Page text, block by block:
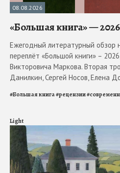
08.08.2026
«Большая книга» —
Ежегодный литературный обзор
переплёт «Большой книги» –
Викторовича Маркова. Вторая
Данилкин, Сергей Носов, Елена
#Большая книга#рецензии#
Light